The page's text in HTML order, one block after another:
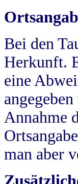
Bei den
Herkunft.
eine
Annahme
man aber